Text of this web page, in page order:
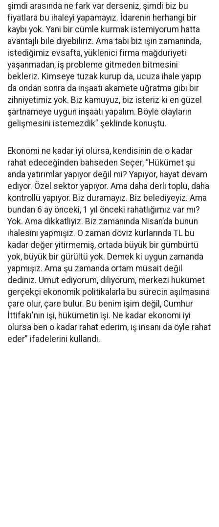
şimdi arasında ne fark var derseniz, şimdi biz bu
fiyatlara bu ihaleyi yapamayız. İdarenin herhangi bir
kaybı yok. Yani bir cümle kurmak istemiyorum hatta
avantajlı bile diyebiliriz. Ama tabi biz işin zamanında,
istediğimiz evsafta, yüklenici firma mağduriyeti
yaşanmadan, iş probleme gitmeden bitmesini
bekleriz. Kimseye tuzak kurup da, ucuza ihale yapıp
da ondan sonra da inşaatı akamete uğratma gibi bir
zihniyetimiz yok. Biz kamuyuz, biz isteriz ki en güzel
şartnameye uygun inşaatı yapalım. Böyle olayların
gelişmesini istemezdik” şeklinde konuştu.
Ekonomi ne kadar iyi olursa, kendisinin de o kadar
rahat edeceğinden bahseden Seçer, “Hükümet şu
anda yatırımlar yapıyor değil mi? Yapıyor, hayat devam
ediyor. Özel sektör yapıyor. Ama daha derli toplu, daha
kontrollü yapıyor. Biz duramayız. Biz belediyeyiz. Ama
bundan 6 ay önceki, 1 yıl önceki rahatlığımız var mı?
Yok. Ama dikkatliyiz. Biz zamanında Nisan’da bunun
ihalesini yapmışız. O zaman döviz kurlarında TL bu
kadar değer yitirmemiş, ortada büyük bir gümbürtü
yok, büyük bir gürültü yok. Demek ki uygun zamanda
yapmışız. Ama şu zamanda ortam müsait değil
dediniz. Umut ediyorum, diliyorum, merkezi hükümet
gerçekçi ekonomik politikalarla bu sürecin aşılmasına
çare olur, çare bulur. Bu benim işim değil, Cumhur
İttifakı'nın işi, hükümetin işi. Ne kadar ekonomi iyi
olursa ben o kadar rahat ederim, iş insanı da öyle rahat
eder” ifadelerini kullandı.